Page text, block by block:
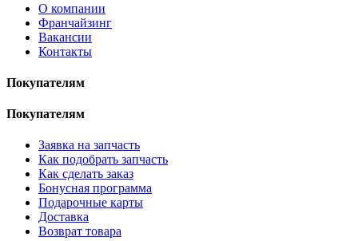
О компании
Франчайзинг
Вакансии
Контакты
Покупателям
Покупателям
Заявка на запчасть
Как подобрать запчасть
Как сделать заказ
Бонусная программа
Подарочные карты
Доставка
Возврат товара